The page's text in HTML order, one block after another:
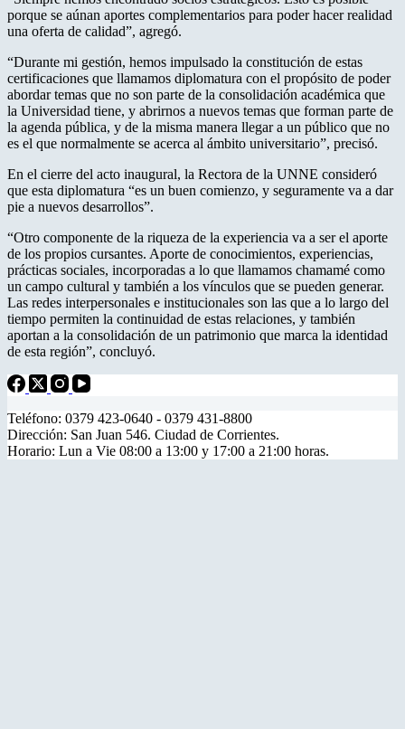
porque se aúnan aportes complementarios para poder hacer realidad
una oferta de calidad”, agregó.
“Durante mi gestión, hemos impulsado la constitución de estas
certificaciones que llamamos diplomatura con el propósito de poder
abordar temas que no son parte de la consolidación académica que
la Universidad tiene, y abrirnos a nuevos temas que forman parte de
la agenda pública, y de la misma manera llegar a un público que no
es el que normalmente se acerca al ámbito universitario”, precisó.
En el cierre del acto inaugural, la Rectora de la UNNE consideró
que esta diplomatura “es un buen comienzo, y seguramente va a dar
pie a nuevos desarrollos”.
“Otro componente de la riqueza de la experiencia va a ser el aporte
de los propios cursantes. Aporte de conocimientos, experiencias,
prácticas sociales, incorporadas a lo que llamamos chamamé como
un campo cultural y también a los vínculos que se pueden generar.
Las redes interpersonales e institucionales son las que a lo largo del
tiempo permiten la continuidad de estas relaciones, y también
aportan a la consolidación de un patrimonio que marca la identidad
de esta región”, concluyó.
Teléfono: 0379 423-0640 - 0379 431-8800
Dirección: San Juan 546. Ciudad de Corrientes.
Horario: Lun a Vie 08:00 a 13:00 y 17:00 a 21:00 horas.